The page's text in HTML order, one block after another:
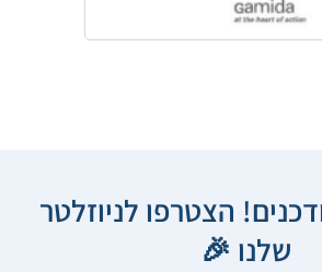
הצטרפו לניוזלטר
שלנו 🎉